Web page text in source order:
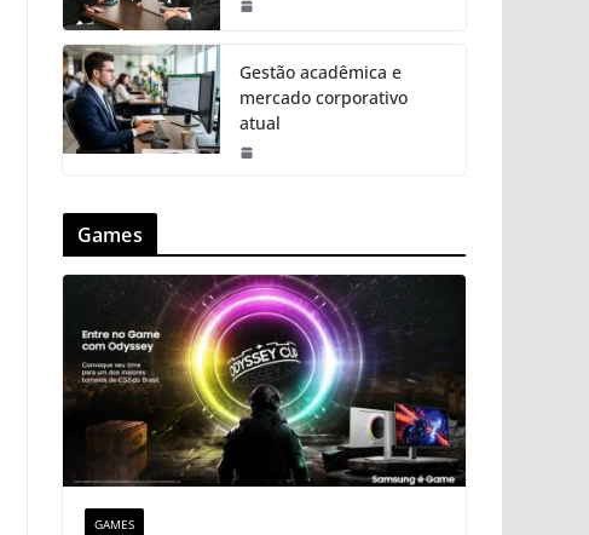
Gestão acadêmica e
mercado corporativo
atual
Games
GAMES